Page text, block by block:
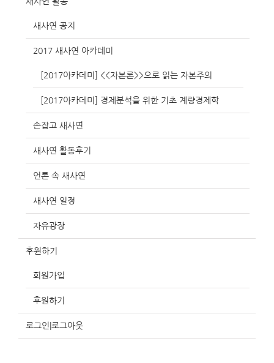
새사연 공지
2017 새사연 아카데미
[2017아카데미] <<자본론>>으로 읽는 자본주의
[2017아카데미] 경제분석을 위한 기초 계량경제학
손잡고 새사연
새사연 활동후기
언론 속 새사연
새사연 일정
자유광장
후원하기
회원가입
후원하기
로그인|로그아웃